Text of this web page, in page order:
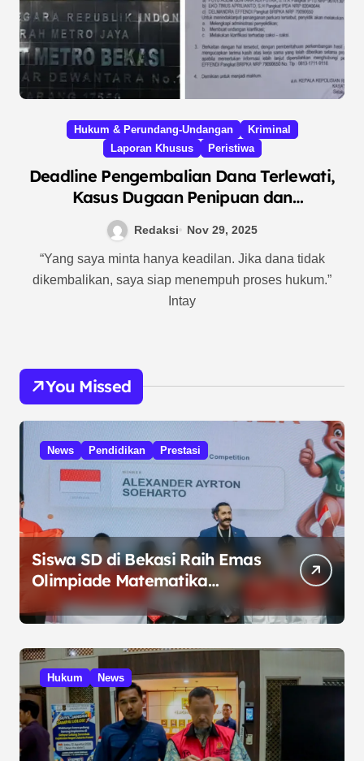
Hukum & Perundang-Undangan
Kriminal
Laporan Khusus
Peristiwa
Deadline Pengembalian Dana Terlewati,
Kasus Dugaan Penipuan dan
Penggelapan Rp72 Juta di Bekasi Menuju
Pelaporan
Redaksi Nov 29, 2025
“Yang saya minta hanya keadilan. Jika dana tidak
dikembalikan, saya siap menempuh proses hukum.”
Intay
You Missed
News Pendidikan Prestasi
Siswa SD di Bekasi Raih Emas
Olimpiade Matematika
Internasional di Malaysia
Hukum News